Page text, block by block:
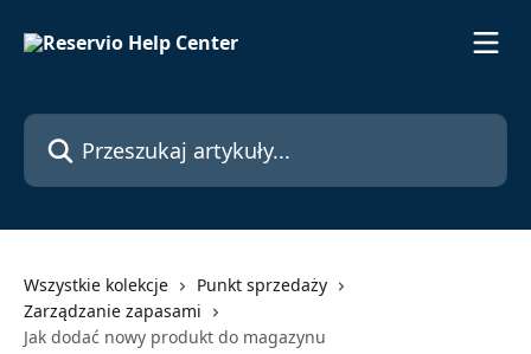
Przeszukaj artykuły...
Wszystkie kolekcje
Punkt sprzedaży
Zarządzanie zapasami
Jak dodać nowy produkt do magazynu